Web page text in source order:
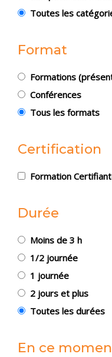
Toutes les
Format
Formations
Conférences
Tous les formats
Certification
Formation
Durée
Moins de 3 h
1/2 journée
1 journée
2 jours et plus
Toutes les durées
En ce